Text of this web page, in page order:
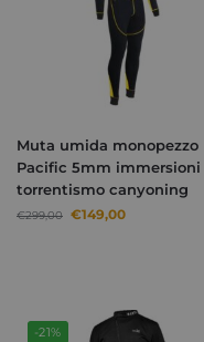
Muta umida monopezzo
Pacific 5mm immersioni
torrentismo canyoning
€299,00 €149,00
-21%